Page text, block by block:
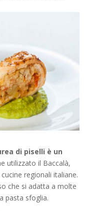
di piselli è un
utilizzato il Baccalà,
regionali italiane.
che si adatta a molte
pasta sfoglia.